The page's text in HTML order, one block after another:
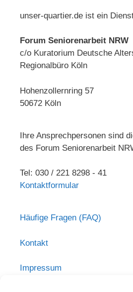
unser-quartier.de ist ein
Forum Seniorenarbeit NRW
c/o Kuratorium Deutsche
Regionalbüro Köln
Hohenzollernring 57
50672 Köln
Ihre Ansprechpersonen sind
des Forum Seniorenarbeit
Tel: 030 / 221 8298 - 41
Kontaktformular
Häufige Fragen (FAQ)
Kontakt
Impressum